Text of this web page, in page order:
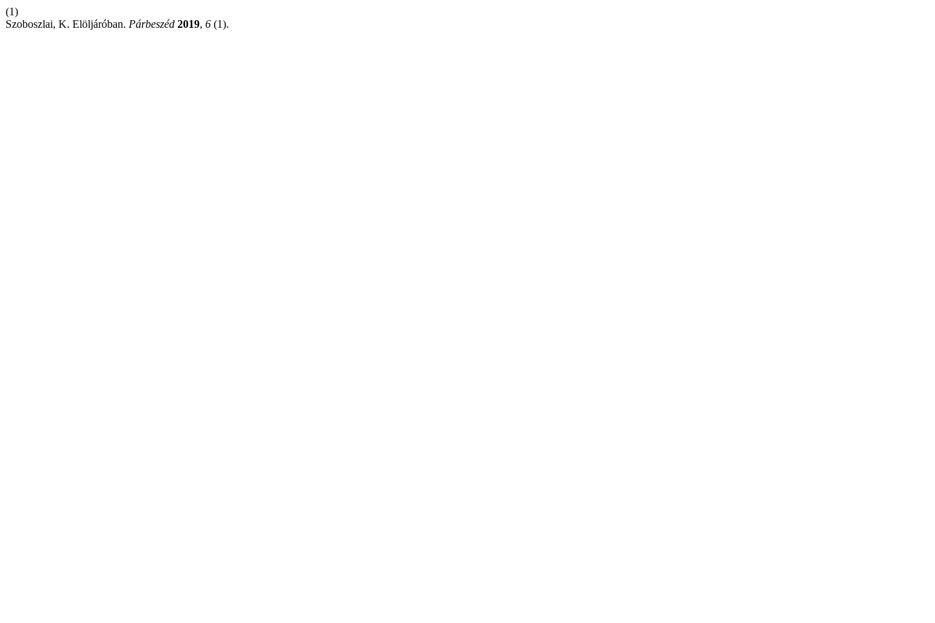
(1)
Szoboszlai, K. Elöljáróban. Párbeszéd 2019, 6 (1).